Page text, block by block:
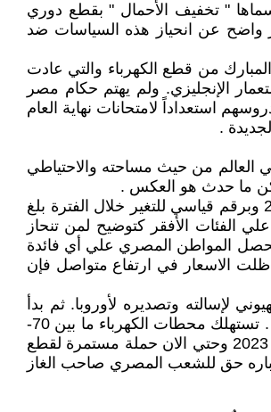
" تخفيف الأحمال " بقطع دوري
واضح عن انحياز هذه السياسات ضد
من قطع الكهرباء والتي عادت
الإنجليزي. ولم يهتم حكام مصر
استعداداً لامتحانات نهاية العام
.
في العالم من حيث مساحته والاحتياطي
ما حدث هو العكس .
إرتفع سعر المتر المكعب من الغاز الطبيعي لأدني شرائح الاستهلاك الشهري أقل من (30 م3) من 40 قرش عام 2014 إلي 2.35 جنيه في 2024 وبرقم قياسي للتغير خلال الفترة بلغ
بلغ 240% . لنعرف ان نسبة الزيادة تضاعفت علي الفئات الأفقر كتوضيح لمن تنحاز
المكعب في 2014 إلي 6.5 جنيه في 2024 وبرقم قياسي للتغير بلغ 591%.. وبذلك لم يحصل المواطن المصري علي أي فائدة
ظلت الاسعار في ارتفاع متواصل فإن
الصهيوني لإسالته وتصديره لأوروبا. ثم بدأ
الحديث والمبالغة في استهلاك محطات توليد الكهرباء من الغاز الطبيعي وان تخفيض الاستهلاك الجبري والقسري سيوفر غاز طبيعي يتم تصديره . تستهلك محطات الكهرباء ما بين 70-
75% من الغاز الطبيعي. ورغم ان الزيت ان احتاجه البيت يحرم علي الجامع. ولكن الحكومة تعمل بمنطق " خسارة فيكم " وبدأت منذ أغسطس 2023 وحتي الان حملة مستمرة لقطع
حق للشعب المصري صاحب الغاز